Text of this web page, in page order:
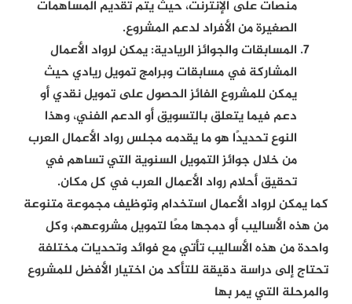
منصات على الإنترنت، حيث يتم تقديم المساهمات
الصغيرة من الأفراد لدعم المشروع.
المسابقات والجوائز الريادية:يمكن لرواد الأعمال
المشاركة في مسابقات وبرامج تمويل ريادي حيث
يمكن للمشروع الفائز الحصول على تمويل نقدي أو
دعم فيما يتعلق بالتسويق أو الدعم الفني، وهذا
النوع تحديدًا هو ما يقدمه مجلس رواد الأعمال العرب
من خلال جوائز التمويل السنوية التي تساهم في
تحقيق أحلام رواد الأعمال العرب في كل مكان.
كما يمكن لرواد الأعمال استخدام وتوظيف مجموعة متنوعة
من هذه الأساليب أو دمجها معًا لتمويل مشروعهم، وكل
واحدة من هذه الأساليب تأتي مع فوائد وتحديات مختلفة
تحتاج إلى دراسة دقيقة للتأكد من اختيار الأفضل للمشروع
والمرحلة التي يمر بها